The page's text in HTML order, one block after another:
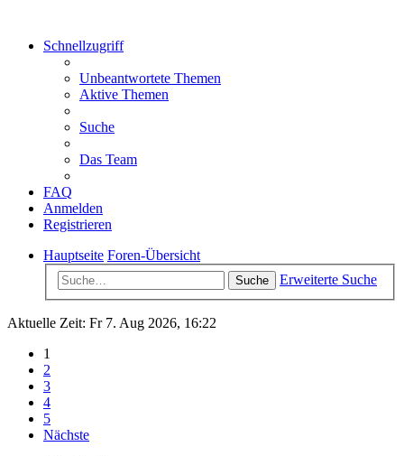
Schnellzugriff
Unbeantwortete Themen
Aktive Themen
Suche
Das Team
FAQ
Anmelden
Registrieren
Hauptseite Foren-Übersicht
Suche Erweiterte Suche
Aktuelle Zeit: Fr 7. Aug 2026, 16:22
1
2
3
4
5
Nächste